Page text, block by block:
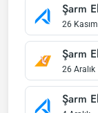
Şarm
26 Kasım
Şarm
26 Aralık
Şarm